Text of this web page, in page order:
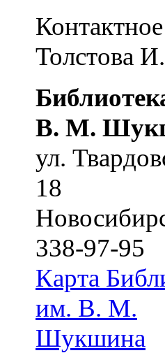
Толстова
В. М.
ул.
18
338-97-95
Карта
им. В. М.
Шукшина